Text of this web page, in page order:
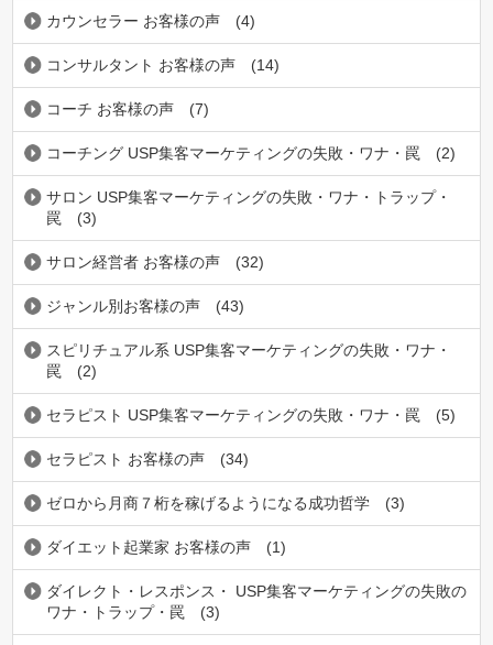
カウンセラー お客様の声 (4)
コンサルタント お客様の声 (14)
コーチ お客様の声 (7)
コーチング USP集客マーケティングの失敗・ワナ・罠 (2)
サロン USP集客マーケティングの失敗・ワナ・トラップ・
罠
(3)
サロン経営者 お客様の声 (32)
ジャンル別お客様の声 (43)
スピリチュアル系 USP集客マーケティングの失敗・ワナ・
罠
(2)
セラピスト USP集客マーケティングの失敗・ワナ・罠 (5)
セラピスト お客様の声 (34)
ゼロから月商７桁を稼げるようになる成功哲学 (3)
ダイエット起業家 お客様の声 (1)
ダイレクト・レスポンス・ USP集客マーケティングの失敗の
ワナ・トラップ・罠
(3)